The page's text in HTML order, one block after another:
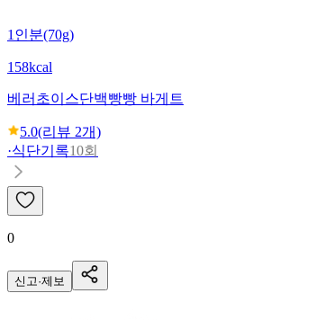
1인분(70g)
158kcal
베러초이스단백빵빵 바게트
5.0(리뷰 2개)
·식단기록10회
0
신고·제보